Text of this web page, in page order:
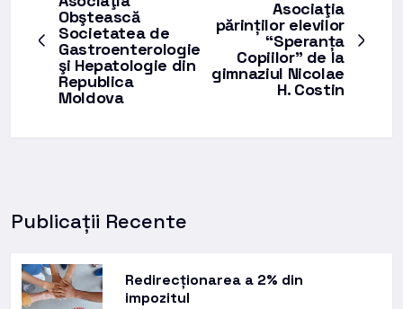
Obştească
Societatea de
Gastroenterologie
şi Hepatologie din
Republica
Moldova
Asociaţia
părinților elevilor
“Speranța
Copiilor” de la
gimnaziul Nicolae
H. Costin
Publicații Recente
Redirecționarea a 2% din
impozitul